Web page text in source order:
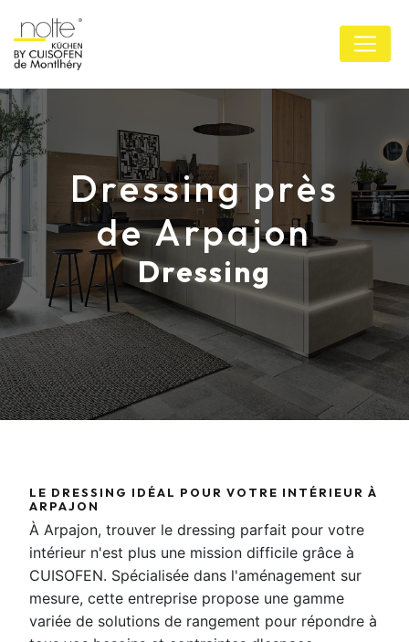
Dressing près
de Arpajon
Dressing
LE DRESSING IDÉAL POUR VOTRE INTÉRIEUR À
ARPAJON
À Arpajon, trouver le dressing parfait pour votre
intérieur n'est plus une mission difficile grâce à
CUISOFEN. Spécialisée dans l'aménagement sur
mesure, cette entreprise propose une gamme
variée de solutions de rangement pour répondre à